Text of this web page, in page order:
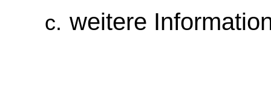
weitere